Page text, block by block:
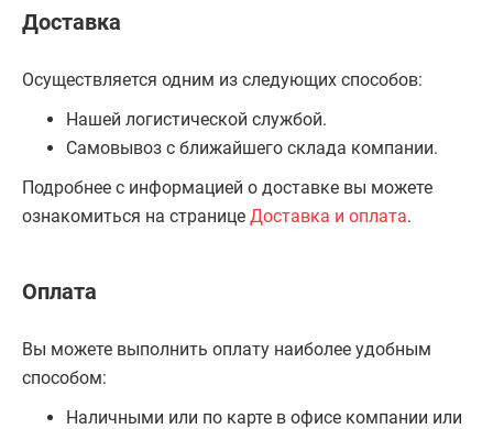
Доставка
Осуществляется одним из следующих способов:
Нашей логистической службой.
Самовывоз с ближайшего склада компании.
Подробнее с информацией о доставке вы можете
ознакомиться на странице Доставка и оплата.
Оплата
Вы можете выполнить оплату наиболее удобным
способом:
Наличными или по карте в офисе компании или